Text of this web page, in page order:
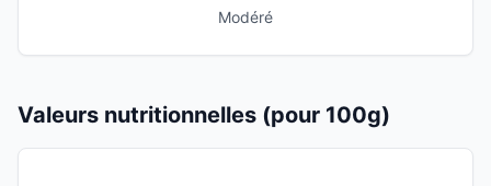
Modéré
Valeurs nutritionnelles (pour 100g)